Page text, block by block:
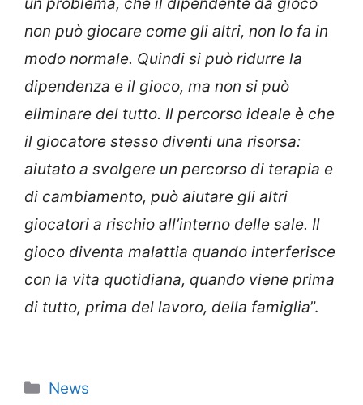
non può giocare come gli altri, non lo fa in
modo normale. Quindi si può ridurre la
dipendenza e il gioco, ma non si può
eliminare del tutto. Il percorso ideale è che
il giocatore stesso diventi una risorsa:
aiutato a svolgere un percorso di terapia e
di cambiamento, può aiutare gli altri
giocatori a rischio all’interno delle sale. Il
gioco diventa malattia quando interferisce
con la vita quotidiana, quando viene prima
di tutto, prima del lavoro, della famiglia”.
Categorie
News